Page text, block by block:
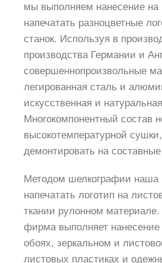
мы выполняем нанесение на
напечатать разноцветные
станок. Используя в
производства Германии и
совершеннопроизвольные
легированная сталь и
искусственная и
Многокомпонентный состав
высокотемпературной
демонтировать на
Методом шелкографии наша
напечатать логотип на
ткании рулонном
фирма выполняет нанесение
обоях, зеркальном и
листовых пластиках и